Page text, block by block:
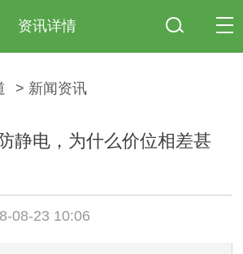
资讯详情
> 新闻资讯
静电，为什么价位相差甚
08-23 10:06